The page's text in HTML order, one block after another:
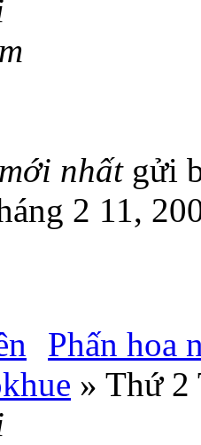
nhất gửi
2 11,
Phấn hoa
» Thứ 2